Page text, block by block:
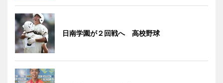
日南学園が２回戦へ 高校野球